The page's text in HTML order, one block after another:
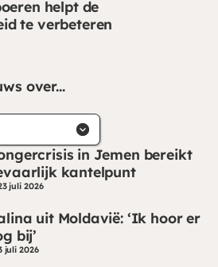
helpt de
te verbeteren
over...
in Jemen bereikt
kantelpunt
juli 2026
uit Moldavië: ‘Ik hoor er
bij’
juli 2026